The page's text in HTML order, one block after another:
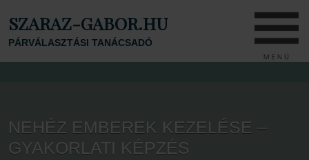
SZARAZ-GABOR.HU
PÁRVÁLASZTÁSI TANÁCSADÓ
NEHÉZ EMBEREK KEZELÉSE –
GYAKORLATI KÉPZÉS